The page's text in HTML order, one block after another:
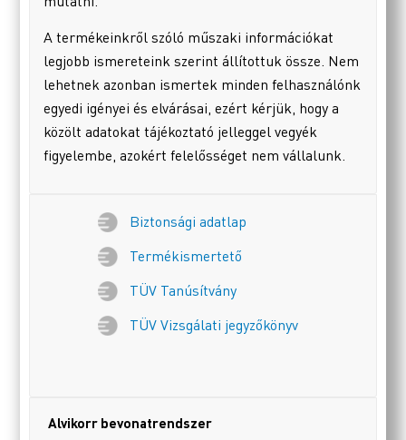
A termékeinkről szóló műszaki információkat
legjobb ismereteink szerint állítottuk össze. Nem
lehetnek azonban ismertek minden felhasználónk
egyedi igényei és elvárásai, ezért kérjük, hogy a
közölt adatokat tájékoztató jelleggel vegyék
figyelembe, azokért felelősséget nem vállalunk.
Biztonsági adatlap
Termékismertető
TÜV Tanúsítvány
TÜV Vizsgálati jegyzőkönyv
Alvikorr bevonatrendszer